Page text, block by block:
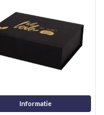
Informatie